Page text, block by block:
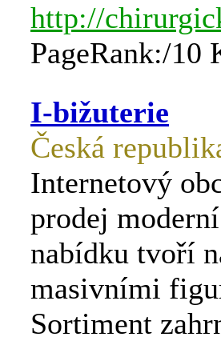
http://
PageRank:/
I-bižuterie
Česká
Internetový
prodej
nabídku tvoří
masivními
Sortiment